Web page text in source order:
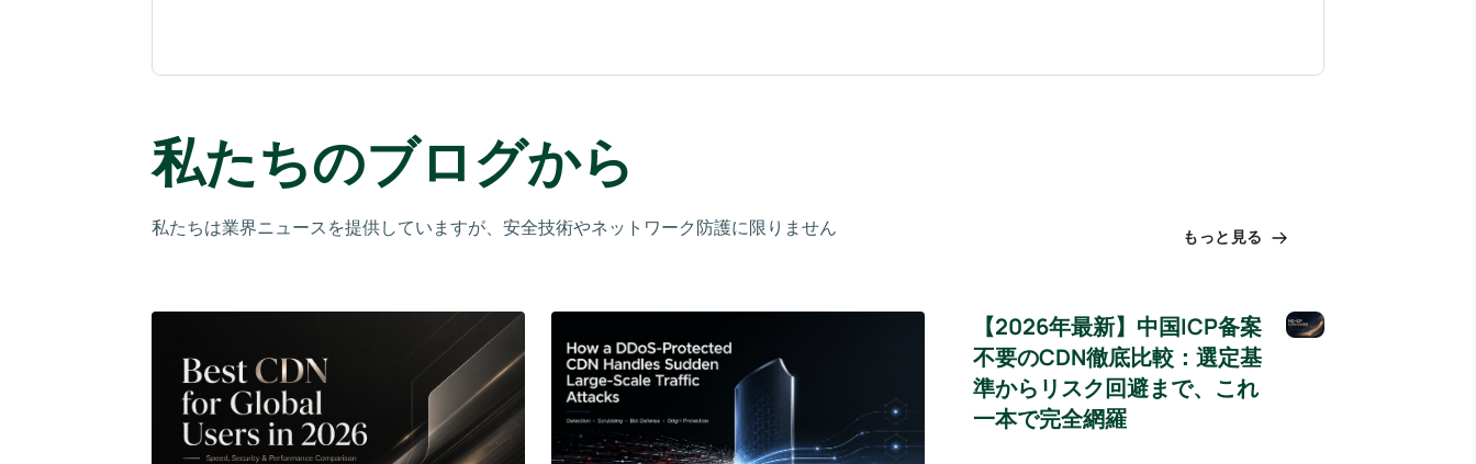
私たちのブログから
私たちは業界ニュースを提供していますが、安全技術やネットワーク防護に限りません もっと見る
【2026年最新】中国ICP备案
不要のCDN徹底比較：選定基
準からリスク回避まで、これ
一本で完全網羅